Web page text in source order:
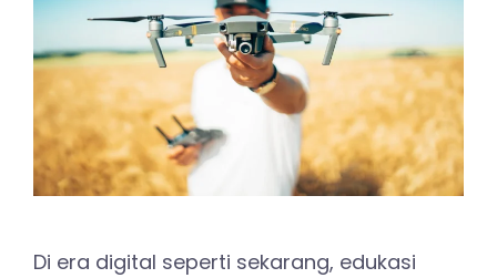
Di era digital seperti sekarang, edukasi